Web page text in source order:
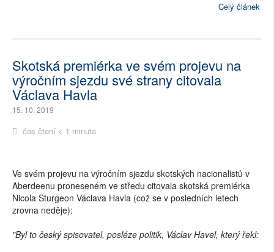
Celý článek
Skotská premiérka ve svém projevu na
výročním sjezdu své strany citovala
Václava Havla
15. 10. 2019
čas čtení < 1 minuta
Ve svém projevu na výročním sjezdu skotských nacionalistů v
Aberdeenu proneseném ve středu citovala skotská premiérka
Nicola Sturgeon Václava Havla (což se v posledních letech
zrovna neděje):
"Byl to český spisovatel, posléze politik, Václav Havel, který řekl: